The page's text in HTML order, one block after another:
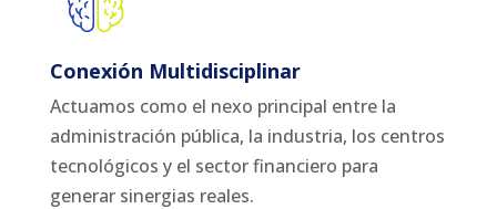
Conexión Multidisciplinar
Actuamos como el nexo principal entre la
administración pública, la industria, los centros
tecnológicos y el sector financiero para
generar sinergias reales.